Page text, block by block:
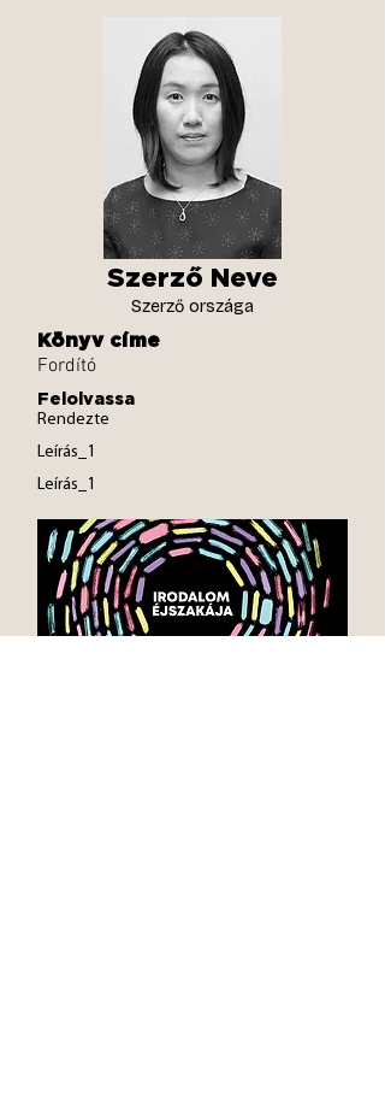
Szerző Neve
Szerző országa
Könyv címe
Fordító
Felolvassa
Rendezte
Leírás_1
Leírás_1